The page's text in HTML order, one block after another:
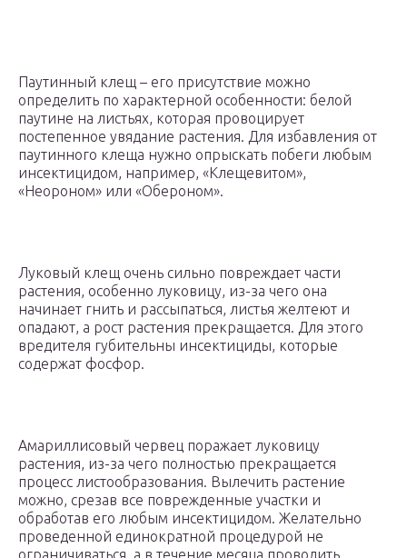
Паутинный клещ – его присутствие можно
определить по характерной особенности: белой
паутине на листьях, которая провоцирует
постепенное увядание растения. Для избавления от
паутинного клеща нужно опрыскать побеги любым
инсектицидом, например, «Клещевитом»,
«Неороном» или «Обероном».
Луковый клещ очень сильно повреждает части
растения, особенно луковицу, из-за чего она
начинает гнить и рассыпаться, листья желтеют и
опадают, а рост растения прекращается. Для этого
вредителя губительны инсектициды, которые
содержат фосфор.
Амариллисовый червец поражает луковицу
растения, из-за чего полностью прекращается
процесс листообразования. Вылечить растение
можно, срезав все поврежденные участки и
обработав его любым инсектицидом. Желательно
проведенной единократной процедурой не
ограничиваться, а в течение месяца проводить